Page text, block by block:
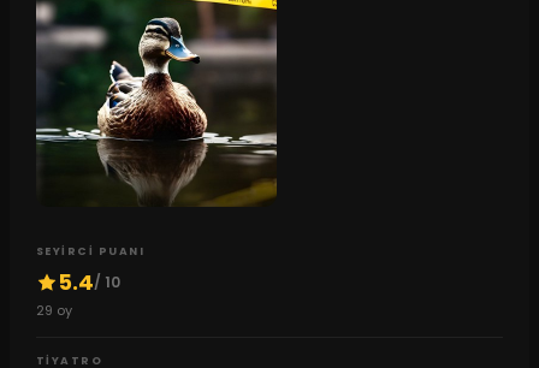
SEYIRCI PUANI
5.4/ 10
29 oy
TIYATRO